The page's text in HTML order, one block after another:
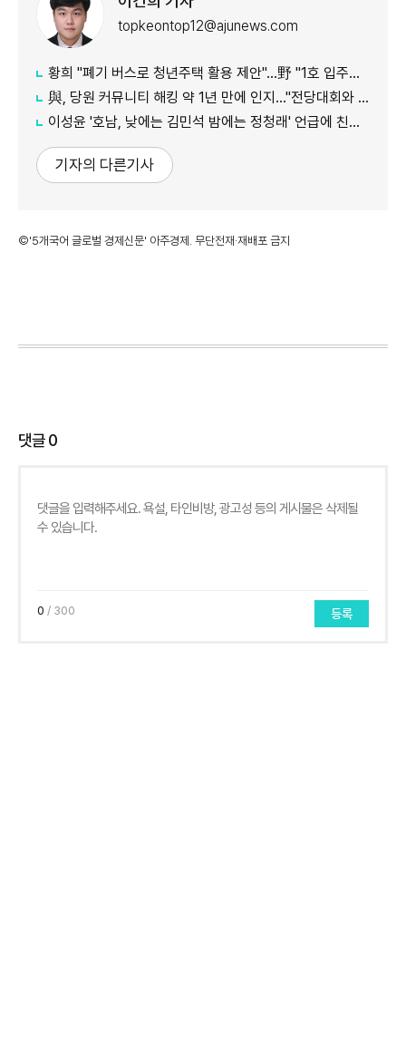
topkeontop12@ajunews.com
황희 "폐기 버스로 청년주택 활용 제안"…野 "1호 입주하라"
與, 당원 커뮤니티 해킹 약 1년 만에 인지…"전당대회와 무관"
이성윤 '호남, 낮에는 김민석 밤에는 정청래' 언급에 친명계 반발…"한심한 수준"
기자의 다른기사
©'5개국어 글로벌 경제신문' 아주경제. 무단전재·재배포 금지
댓글0
0 / 300 등록